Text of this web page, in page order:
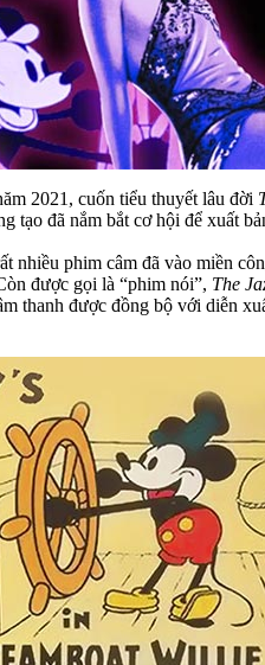
2021, cuốn tiểu thuyết lâu đời
đã nắm bắt cơ hội để xuất
phim câm đã vào miền
được gọi là “phim nói”, The
thanh được đồng bộ với diễn